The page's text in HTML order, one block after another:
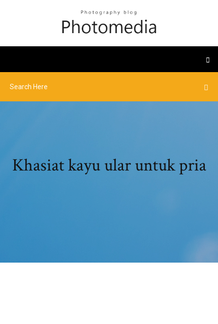
Khasiat kayu ular untuk pria